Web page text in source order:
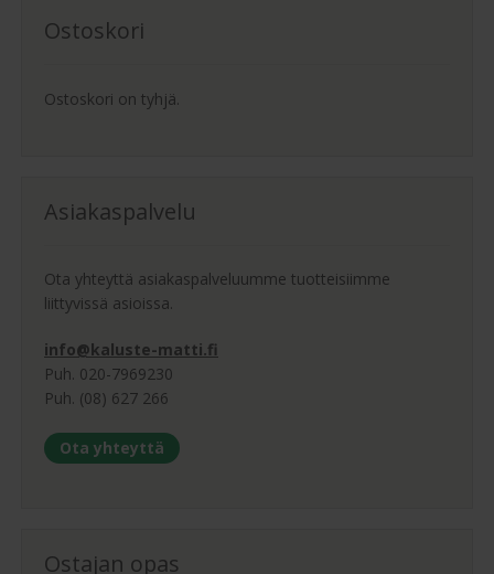
Ostoskori
Ostoskori on tyhjä.
Asiakaspalvelu
Ota yhteyttä asiakaspalveluumme tuotteisiimme
liittyvissä asioissa.
info@kaluste-matti.fi
Puh. 020-7969230
Puh. (08) 627 266
Ota yhteyttä
Ostajan opas